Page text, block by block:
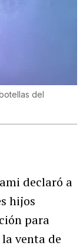
del
declaró a
hijos
para
venta de